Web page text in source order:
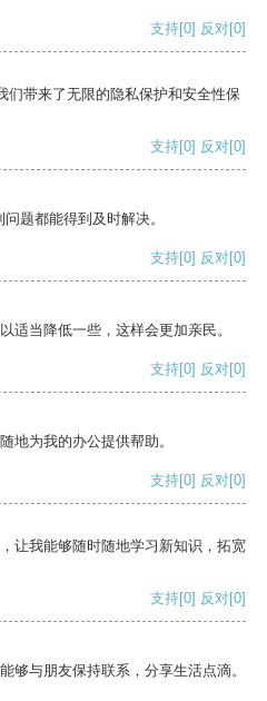
支持[0] 反对[0]
们带来了无限的隐私保护和安全性保
支持[0] 反对[0]
题都能得到及时解决。
支持[0] 反对[0]
适当降低一些，这样会更加亲民。
支持[0] 反对[0]
地为我的办公提供帮助。
支持[0] 反对[0]
让我能够随时随地学习新知识，拓宽
支持[0] 反对[0]
够与朋友保持联系，分享生活点滴。